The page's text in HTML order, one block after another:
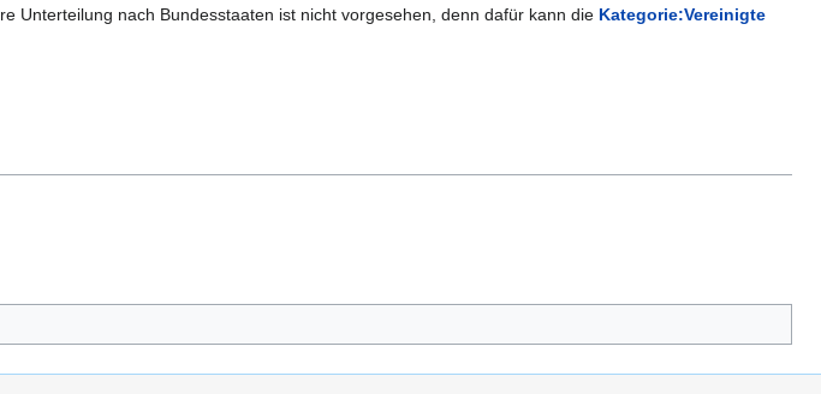
Unterteilung nach Bundesstaaten ist nicht vorgesehen, denn dafür kann die Kategorie:Vereinigte